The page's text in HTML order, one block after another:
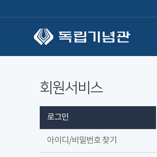
회원서비스
로그인
아이디/비밀번호 찾기